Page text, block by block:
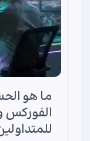
ما هو
الفوركس